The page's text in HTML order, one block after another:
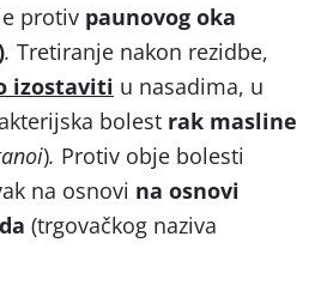
protiv paunovog oka
. Tretiranje nakon rezidbe,
izostaviti u nasadima, u
bolest rak masline
). Protiv obje bolesti
na osnovi na osnovi
(trgovačkog naziva